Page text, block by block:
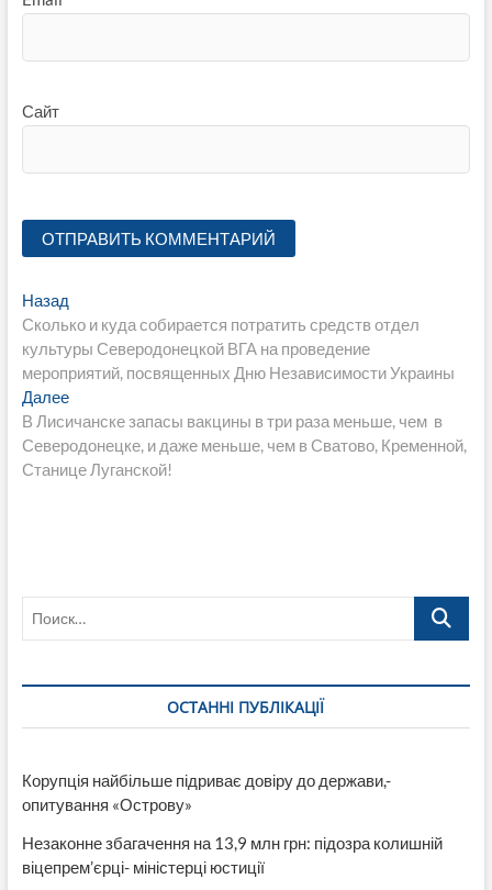
Сайт
Навигация
по
записям
НазадПредыдущая
запись:
Сколько и куда собирается потратить средств отдел
культуры Северодонецкой ВГА на проведение
мероприятий, посвященных Дню Независимости Украины
ДалееСледующая
запись:
В Лисичанске запасы вакцины в три раза меньше, чем в
Северодонецке, и даже меньше, чем в Сватово, Кременной,
Станице Луганской!
Поиск…
ОСТАННІ ПУБЛІКАЦІЇ
Корупція найбільше підриває довіру до держави,-
опитування «Острову»
Незаконне збагачення на 13,9 млн грн: підозра колишній
віцепрем’єрці- міністерці юстиції